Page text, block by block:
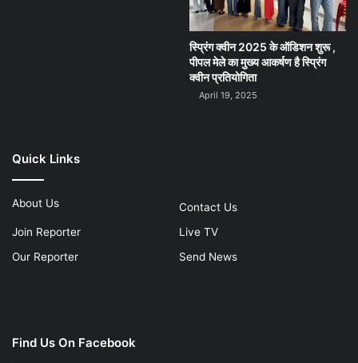
स्प्रिंग क्वीन 2025 के ऑडिशन शुरू ,
पीपल मेले का मुख्य आकर्षण है स्प्रिंग
क्वीन प्रतियोगिता
April 19, 2025
Quick Links
About Us
Contact Us
Join Reporter
Live TV
Our Reporter
Send News
Find Us On Facebook